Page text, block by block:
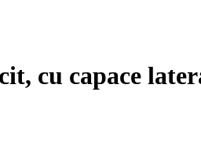
cu capace